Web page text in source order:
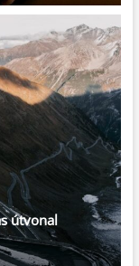
útvonal